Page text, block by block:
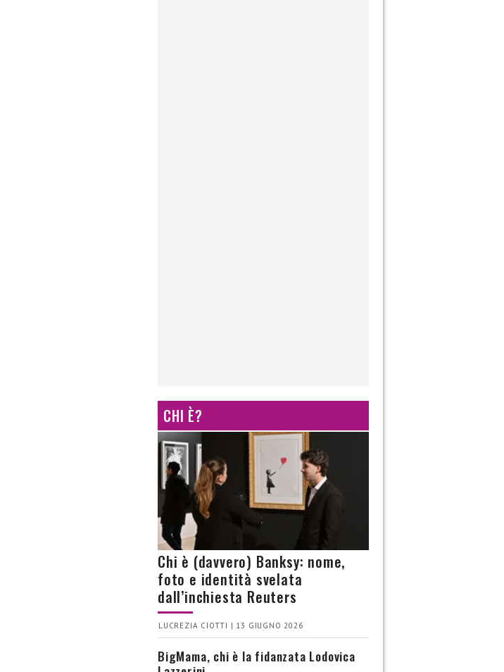
CHI È?
Chi è (davvero) Banksy: nome,
foto e identità svelata
dall’inchiesta Reuters
LUCREZIA CIOTTI | 13 GIUGNO 2026
BigMama, chi è la fidanzata Lodovica